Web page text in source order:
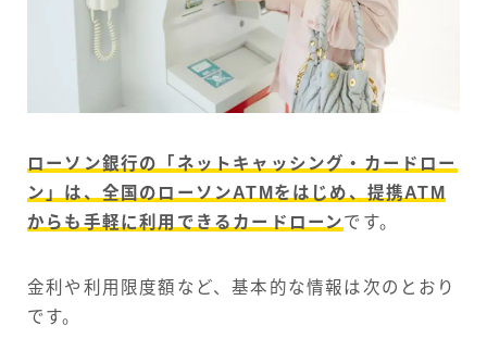
ローソン銀行の「ネットキャッシング・カードロー
ン」は、全国のローソンATMをはじめ、提携ATM
からも手軽に利用できるカードローンです。
金利や利用限度額など、基本的な情報は次のとおり
です。